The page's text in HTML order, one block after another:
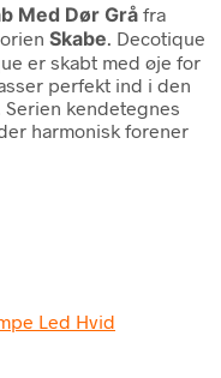
Med Dør Grå fra
Skabe. Decotique
er skabt med øje for
perfekt ind i den
kendetegnes
harmonisk forener